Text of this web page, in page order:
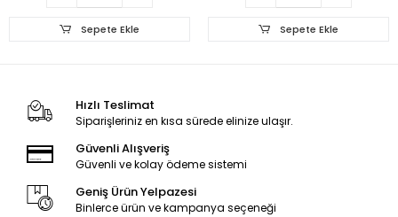
Sepete Ekle Sepete Ekle
Hızlı Teslimat
Siparişleriniz en kısa sürede elinize ulaşır.
Güvenli Alışveriş
Güvenli ve kolay ödeme sistemi
Geniş Ürün Yelpazesi
Binlerce ürün ve kampanya seçeneği